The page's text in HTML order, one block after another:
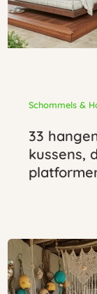
Schommels &
33
kussens,